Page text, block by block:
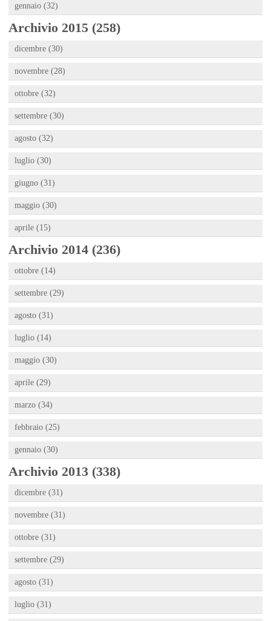
gennaio (32)
Archivio 2015 (258)
dicembre (30)
novembre (28)
ottobre (32)
settembre (30)
agosto (32)
luglio (30)
giugno (31)
maggio (30)
aprile (15)
Archivio 2014 (236)
ottobre (14)
settembre (29)
agosto (31)
luglio (14)
maggio (30)
aprile (29)
marzo (34)
febbraio (25)
gennaio (30)
Archivio 2013 (338)
dicembre (31)
novembre (31)
ottobre (31)
settembre (29)
agosto (31)
luglio (31)